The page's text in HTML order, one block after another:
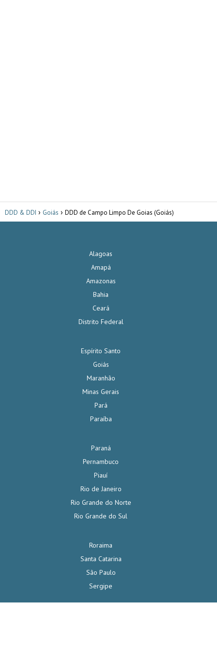
DDD & DDI Goiás DDD de Campo Limpo De Goias (Goiás)
Alagoas
Amapá
Amazonas
Bahia
Ceará
Distrito Federal
Espírito Santo
Goiás
Maranhão
Minas Gerais
Pará
Paraíba
Paraná
Pernambuco
Piauí
Rio de Janeiro
Rio Grande do Norte
Rio Grande do Sul
Roraima
Santa Catarina
São Paulo
Sergipe